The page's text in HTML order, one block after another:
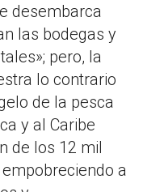
desembarca
las bodegas y
pero, la
lo contrario
de la pesca
y al Caribe
de los 12 mil
a